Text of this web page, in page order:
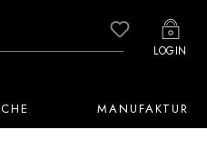
Du hast 0
LOGIN
MANUFAKTUR